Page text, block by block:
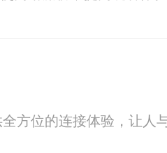
方位的连接体验，让人